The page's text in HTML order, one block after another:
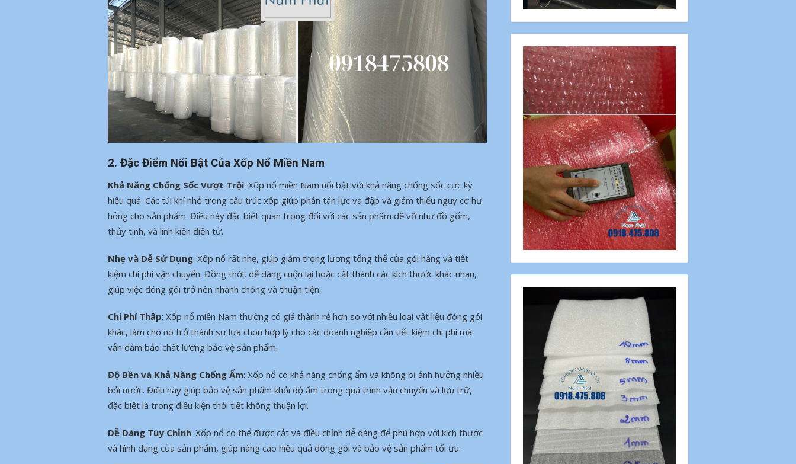
2. Đặc Điểm Nổi Bật Của Xốp Nổ Miền Nam
Khả Năng Chống Sốc Vượt Trội: Xốp nổ miền Nam nổi bật với khả năng chống sốc cực kỳ
hiệu quả. Các túi khí nhỏ trong cấu trúc xốp giúp phân tán lực va đập và giảm thiểu nguy cơ hư
hỏng cho sản phẩm. Điều này đặc biệt quan trọng đối với các sản phẩm dễ vỡ như đồ gốm,
thủy tinh, và linh kiện điện tử.
Nhẹ và Dễ Sử Dụng: Xốp nổ rất nhẹ, giúp giảm trọng lượng tổng thể của gói hàng và tiết
kiệm chi phí vận chuyển. Đồng thời, dễ dàng cuộn lại hoặc cắt thành các kích thước khác nhau,
giúp việc đóng gói trở nên nhanh chóng và thuận tiện.
Chi Phí Thấp: Xốp nổ miền Nam thường có giá thành rẻ hơn so với nhiều loại vật liệu đóng gói
khác, làm cho nó trở thành sự lựa chọn hợp lý cho các doanh nghiệp cần tiết kiệm chi phí mà
vẫn đảm bảo chất lượng bảo vệ sản phẩm.
Độ Bền và Khả Năng Chống Ẩm: Xốp nổ có khả năng chống ẩm và không bị ảnh hưởng nhiều
bởi nước. Điều này giúp bảo vệ sản phẩm khỏi độ ẩm trong quá trình vận chuyển và lưu trữ,
đặc biệt là trong điều kiện thời tiết không thuận lợi.
Dễ Dàng Tùy Chỉnh: Xốp nổ có thể được cắt và điều chỉnh dễ dàng để phù hợp với kích thước
và hình dạng của sản phẩm, giúp nâng cao hiệu quả đóng gói và bảo vệ sản phẩm tối ưu.